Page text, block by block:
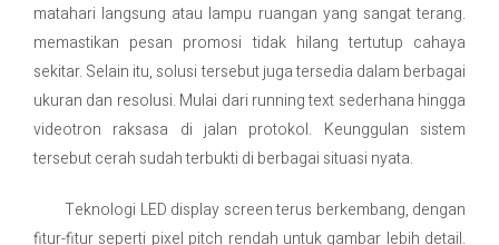
matahari langsung atau lampu ruangan yang sangat terang.
memastikan pesan promosi tidak hilang tertutup cahaya
sekitar. Selain itu, solusi tersebut juga tersedia dalam berbagai
ukuran dan resolusi. Mulai dari running text sederhana hingga
videotron raksasa di jalan protokol. Keunggulan sistem
tersebut cerah sudah terbukti di berbagai situasi nyata.
Teknologi LED display screen terus berkembang, dengan
fitur-fitur seperti pixel pitch rendah untuk gambar lebih detail.